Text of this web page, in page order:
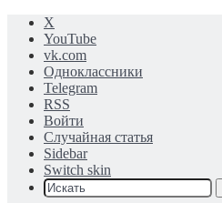
X
YouTube
vk.com
Одноклассники
Telegram
RSS
Войти
Случайная статья
Sidebar
Switch skin